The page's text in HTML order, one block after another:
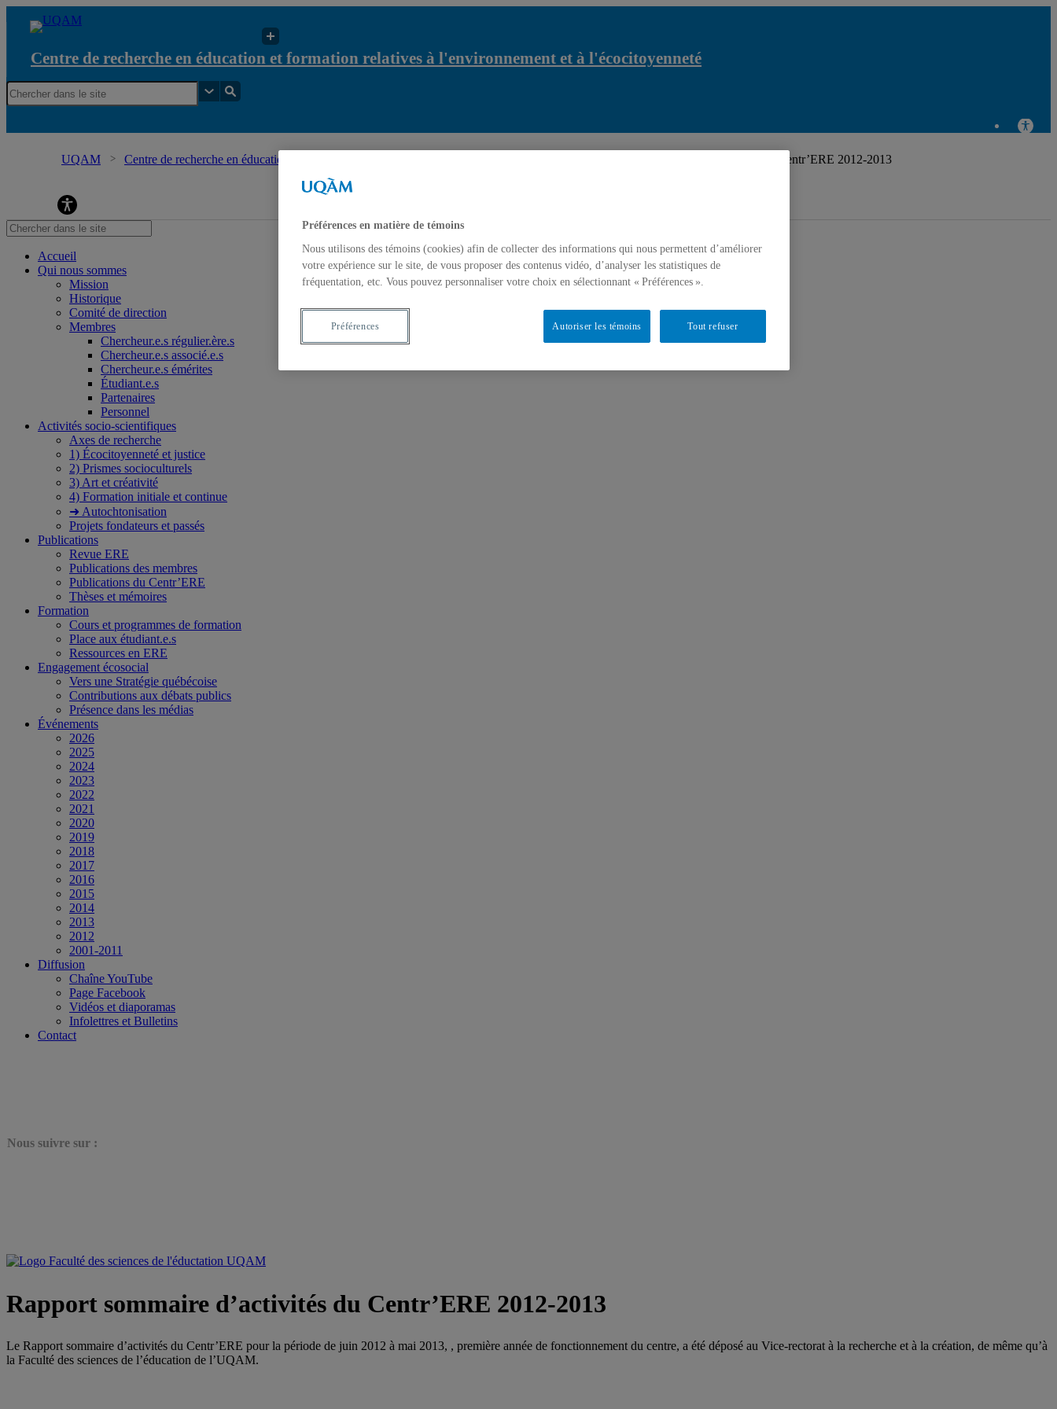
Centre de recherche en éducation et formation relatives à l'environnement et à l'écocitoyenneté
UQAM Centre de recherche en éducation et formation relatives à l'environnement et à l'écocitoyenneté Rapport sommaire d’activités du Centr’ERE 2012-2013
Accueil
Qui nous sommes
Mission
Historique
Comité de direction
Membres
Chercheur.e.s régulier.ère.s
Chercheur.e.s associé.e.s
Chercheur.e.s émérites
Étudiant.e.s
Partenaires
Personnel
Activités socio-scientifiques
Axes de recherche
1) Écocitoyenneté et justice
2) Prismes socioculturels
3) Art et créativité
4) Formation initiale et continue
➜ Autochtonisation
Projets fondateurs et passés
Publications
Revue ERE
Publications des membres
Publications du Centr’ERE
Thèses et mémoires
Formation
Cours et programmes de formation
Place aux étudiant.e.s
Ressources en ERE
Engagement écosocial
Vers une Stratégie québécoise
Contributions aux débats publics
Présence dans les médias
Événements
2026
2025
2024
2023
2022
2021
2020
2019
2018
2017
2016
2015
2014
2013
2012
2001-2011
Diffusion
Chaîne YouTube
Page Facebook
Vidéos et diaporamas
Infolettres et Bulletins
Contact
Nous suivre sur :
Rapport sommaire d’activités du Centr’ERE 2012-2013
Le Rapport sommaire d’activités du Centr’ERE pour la période de juin 2012 à mai 2013, , première année de fonctionnement du centre, a été déposé au Vice-rectorat à la recherche et à la création, de même qu’à
la Faculté des sciences de l’éducation de l’UQAM.
Préférences en matière de témoins
Nous utilisons des témoins (cookies) afin de collecter des informations qui nous permettent d’améliorer
votre expérience sur le site, de vous proposer des contenus vidéo, d’analyser les statistiques de
fréquentation, etc. Vous pouvez personnaliser votre choix en sélectionnant « Préférences ».
Tout refuser
Autoriser les témoins
Préférences